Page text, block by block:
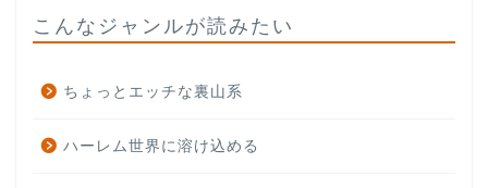
こんなジャンルが読みたい
ちょっとエッチな裏山系
ハーレム世界に溶け込める